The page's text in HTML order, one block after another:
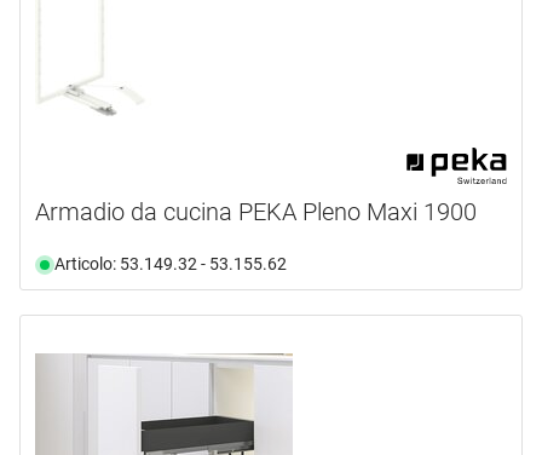
Armadio da cucina PEKA Pleno Maxi 1900
Articolo: 53.149.32 - 53.155.62